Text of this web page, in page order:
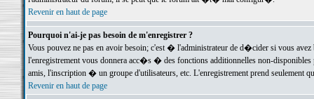
Revenir en haut de page
Pourquoi n'ai-je pas besoin de m'enregistrer ?
Vous pouvez ne pas en avoir besoin; c'est � l'administrateur de d�cider si vous
l'enregistrement vous donnera acc�s � des fonctions additionnelles non-
amis, l'inscription � un groupe d'utilisateurs, etc. L'enregistrement prend seulement
Revenir en haut de page